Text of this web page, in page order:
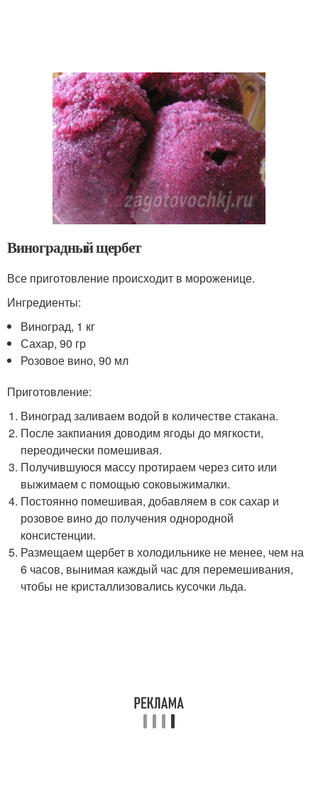
Виноградный щербет
Все приготовление происходит в мороженице.
Ингредиенты:
Виноград, 1 кг
Сахар, 90 гр
Розовое вино, 90 мл
Приготовление:
Виноград заливаем водой в количестве стакана.
После закпиания доводим ягоды до мягкости,
переодически помешивая.
Получившуюся массу протираем через сито или
выжимаем с помощью соковыжималки.
Постоянно помешивая, добавляем в сок сахар и
розовое вино до получения однородной
консистенции.
Размещаем щербет в холодильнике не менее, чем на
6 часов, вынимая каждый час для перемешивания,
чтобы не кристаллизовались кусочки льда.